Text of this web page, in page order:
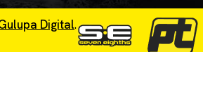
Digital.